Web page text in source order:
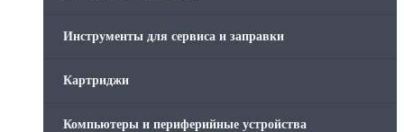
Инструменты для сервиса и заправки
Картриджи
Компьютеры и периферийные устройства